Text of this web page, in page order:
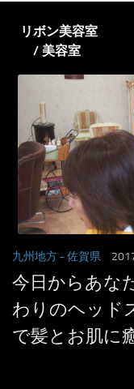
リボン美容室
/ 美容室
九州地方 - 佐賀県
今日からあな
わりのヘッド
で髪とお肌に